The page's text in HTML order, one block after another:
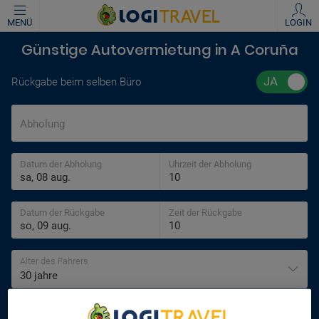
MENÜ LOGIN
Günstige Autovermietung in A Coruña
Rückgabe beim selben Büro
Abholung
Datum der Abholung Uhrzeit der Abholung
Datum der Rückgabe Zeit der Rückgabe
Alter des Fahrers
30 jahre